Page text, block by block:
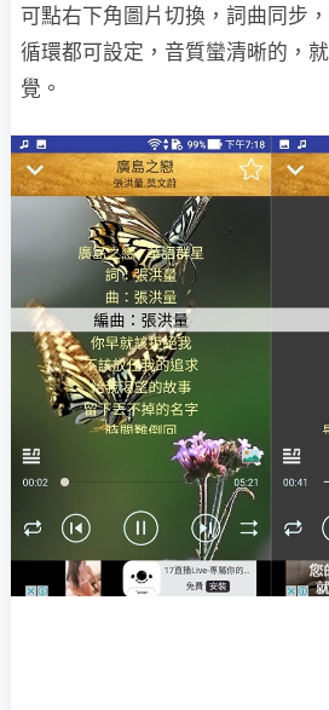
可點右下角圖片切換，詞曲同步
循環都可設定，音質蠻清晰的，
覺。